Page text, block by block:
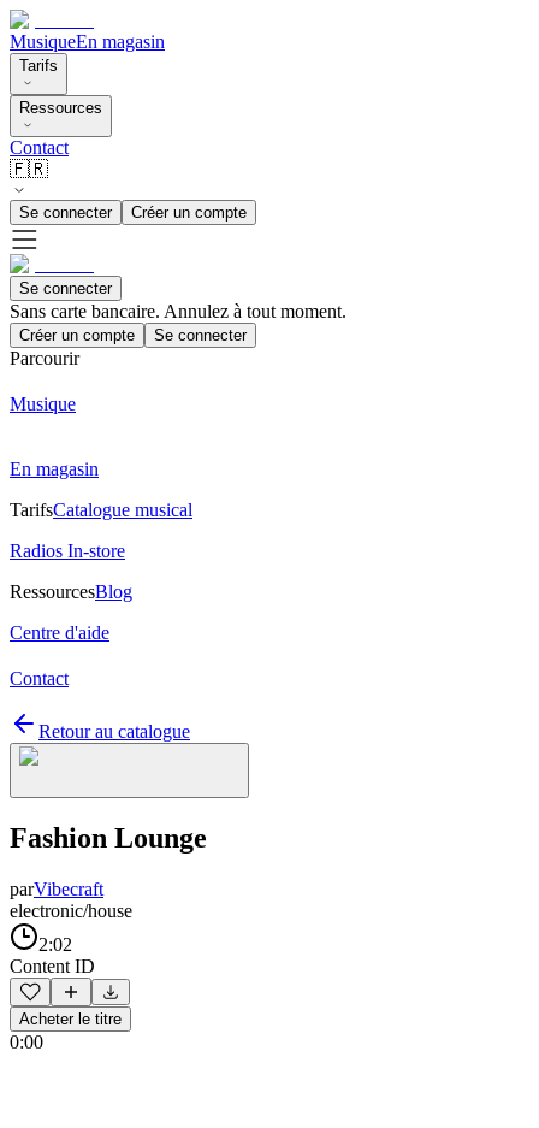
MusiqueEn magasin
Tarifs
Ressources
Contact
🇫🇷
Se connecter Créer un compte
Se connecter
Sans carte bancaire. Annulez à tout moment.
Créer un compte Se connecter
Parcourir
Musique
En magasin
TarifsCatalogue musical
Radios In-store
RessourcesBlog
Centre d'aide
Contact
Retour au catalogue
Fashion Lounge
parVibecraft
electronic/house
2:02
Content ID
Acheter le titre
0:00